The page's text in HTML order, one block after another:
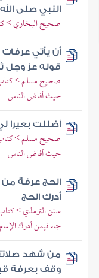
النبي صلى
صحيح البخاري >
أن يأتي
قوله عز وجل
صحيح مسلم > كتاب
حيث أفاض الناس
أضللت بعيرا
صحيح مسلم > كتاب
حيث أفاض الناس
الحج عرفة
أدرك الحج
سنن الترمذي >
جاء فيمن أدرك
من شهد
وقف بعرفة